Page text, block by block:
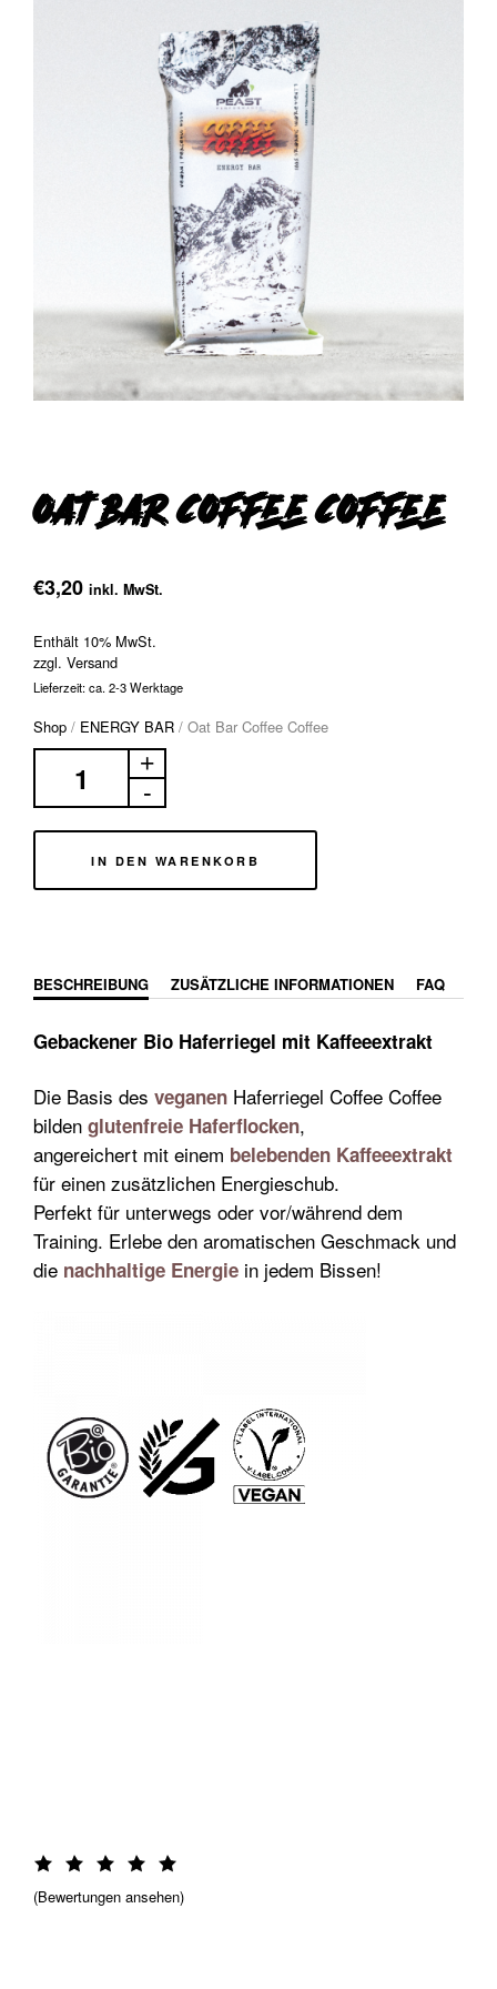
Oat Bar Coffee Coffee
€3,20 inkl. MwSt.
Enthält 10% MwSt.
zzgl. Versand
Lieferzeit: ca. 2-3 Werktage
Shop / ENERGY BAR / Oat Bar Coffee Coffee
IN DEN WARENKORB
BESCHREIBUNG ZUSÄTZLICHE INFORMATIONEN FAQ
Gebackener Bio Haferriegel mit Kaffeeextrakt
Die Basis des veganen Haferriegel Coffee Coffee
bilden glutenfreie Haferflocken,
angereichert mit einem belebenden Kaffeeextrakt
für einen zusätzlichen Energieschub.
Perfekt für unterwegs oder vor/während dem
Training. Erlebe den aromatischen Geschmack und
die nachhaltige Energie in jedem Bissen!
Bewertungen ansehen